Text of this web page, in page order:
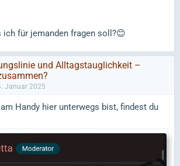
ich für jemanden fragen soll?😊
und Alltagstauglichkeit –
Januar 2025
Handy hier unterwegs bist, findest du